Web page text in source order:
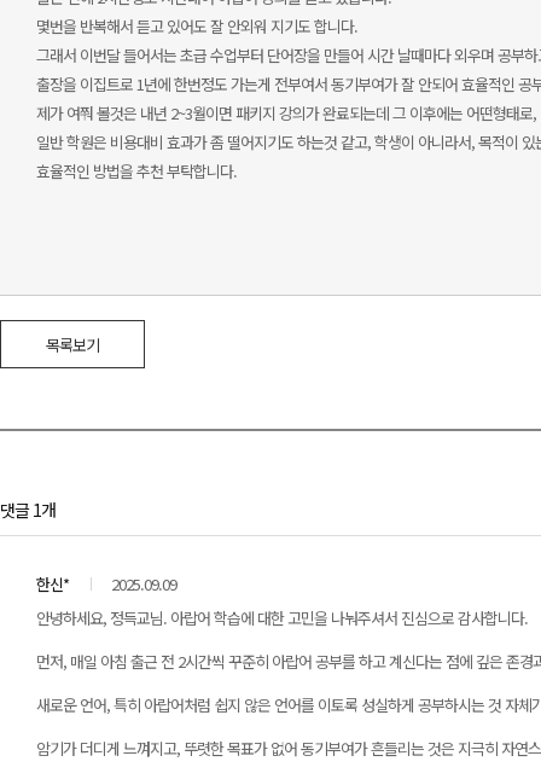
몇번을 반복해서 듣고 있어도 잘 안외워 지기도 합니다.
그래서 이번달 들어서는 초급 수업부터 단어장을 만들어 시간 날때마다 외우며 공부
출장을 이집트로 1년에 한번정도 가는게 전부여서 동기부여가 잘 안되어 효율적인 공
제가 여쭤 볼것은 내년 2~3월이면 패키지 강의가 완료되는데 그 이후에는 어떤형태
일반 학원은 비용대비 효과가 좀 떨어지기도 하는것 같고, 학생이 아니라서, 목적이
효율적인 방법을 추천 부탁합니다.
목록보기
댓글 1개
한신*
2025.09.09
안녕하세요, 정득교님. 아랍어 학습에 대한 고민을 나눠주셔서 진심으로 감사합니다.
먼저, 매일 아침 출근 전 2시간씩 꾸준히 아랍어 공부를 하고 계신다는 점에 깊은 존
새로운 언어, 특히 아랍어처럼 쉽지 않은 언어를 이토록 성실하게 공부하시는 것 자체
암기가 더디게 느껴지고, 뚜렷한 목표가 없어 동기부여가 흔들리는 것은 지극히 자연